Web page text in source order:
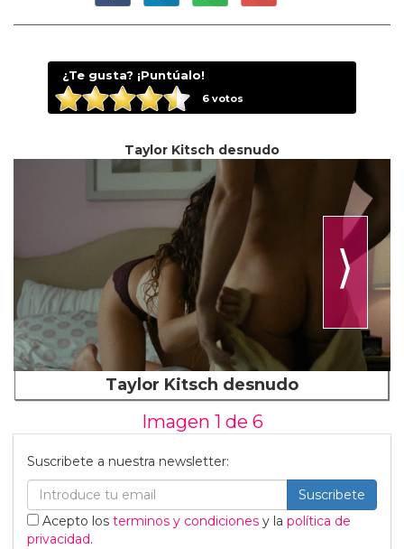
¿Te gusta? ¡Puntúalo!
6votos
Taylor Kitsch desnudo
⟩
Taylor Kitsch desnudo
Imagen 1 de 6
Suscribete a nuestra newsletter:
Suscribete
Acepto los terminos y condiciones y la política de
privacidad.